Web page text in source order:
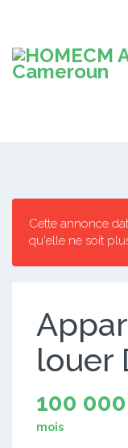
Cette annonce
qu'elle ne soit
louer
100
mois